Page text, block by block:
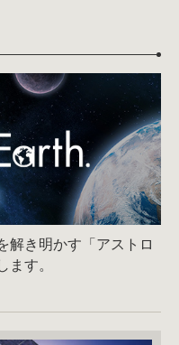
解き明かす「アストロ
ます。